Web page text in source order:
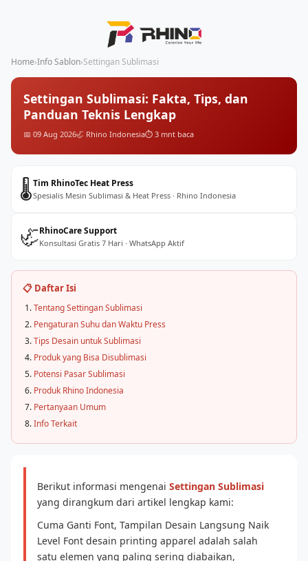
Home›Info Sablon›Settingan Sublimasi
Settingan Sublimasi: Fakta, Tips, dan
Panduan Teknis Lengkap
📅 09 Aug 2026🦏 Rhino Indonesia⏱️ 3 mnt baca
🌡️Tim RhinoTec Heat Press
Spesialis Mesin Sublimasi & Heat Press · Rhino Indonesia
🦏RhinoCare Support
Konsultasi Gratis 7 Hari · WhatsApp Aktif
📋 Daftar Isi
Tentang Settingan Sublimasi
Pengaturan Suhu dan Waktu Press
Tips Desain untuk Sublimasi
Produk yang Bisa Disublimasi
Potensi Pasar Sublimasi
Produk Rhino Indonesia
Pertanyaan Umum
Info Terkait
Berikut informasi mengenai Settingan Sublimasi
yang dirangkum dari artikel lengkap kami:
Cuma Ganti Font, Tampilan Desain Langsung Naik
Level Font desain printing apparel adalah salah
satu elemen yang paling sering diabaikan,